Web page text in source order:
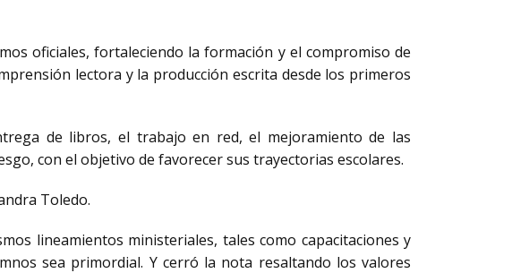
oficiales, fortaleciendo la formación y el compromiso de
lectora y la producción escrita desde los primeros
de libros, el trabajo en red, el mejoramiento de las
con el objetivo de favorecer sus trayectorias escolares.
Toledo.
lineamientos ministeriales, tales como capacitaciones y
sea primordial. Y cerró la nota resaltando los valores